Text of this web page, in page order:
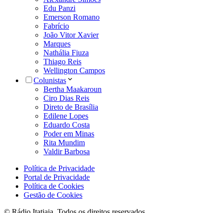
Edu Panzi
Emerson Romano
Fabrício
João Vitor Xavier
Marques
Nathália Fiuza
Thiago Reis
Wellington Campos
Colunistas
Bertha Maakaroun
Ciro Dias Reis
Direto de Brasília
Edilene Lopes
Eduardo Costa
Poder em Minas
Rita Mundim
Valdir Barbosa
Política de Privacidade
Portal de Privacidade
Política de Cookies
Gestão de Cookies